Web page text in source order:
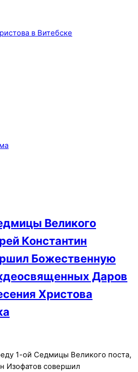
Великого
Константин
Божественную
Даров
Христова
1-ой Седмицы Великого поста,
Изофатов совершил